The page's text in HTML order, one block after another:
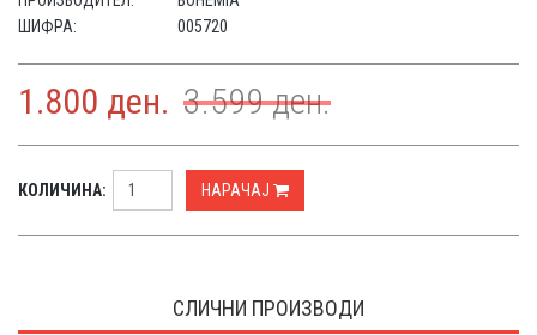
ШИФРА:
005720
1.800 ден. 3.599ден.
КОЛИЧИНА: НАРАЧАЈ
СЛИЧНИ ПРОИЗВОДИ